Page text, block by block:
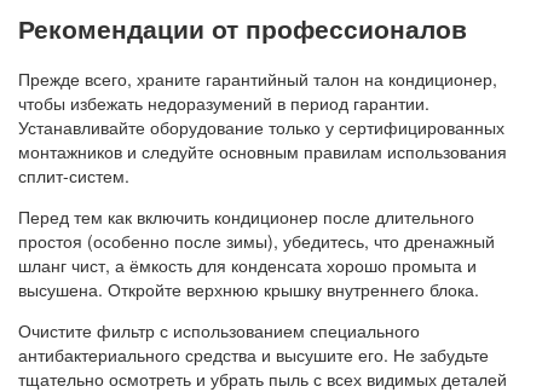
Рекомендации от профессионалов
Прежде всего, храните гарантийный талон на кондиционер,
чтобы избежать недоразумений в период гарантии.
Устанавливайте оборудование только у сертифицированных
монтажников и следуйте основным правилам использования
сплит-систем.
Перед тем как включить кондиционер после длительного
простоя (особенно после зимы), убедитесь, что дренажный
шланг чист, а ёмкость для конденсата хорошо промыта и
высушена. Откройте верхнюю крышку внутреннего блока.
Очистите фильтр с использованием специального
антибактериального средства и высушите его. Не забудьте
тщательно осмотреть и убрать пыль с всех видимых деталей